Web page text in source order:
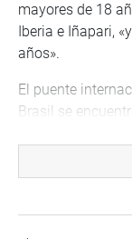
mayores de 18
Iberia e Iñapari,
años».
El puente
Brasil se
propagación de